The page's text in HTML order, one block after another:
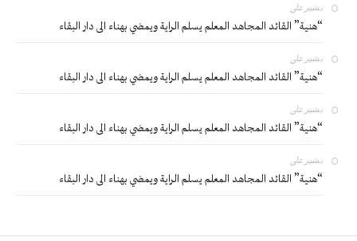
بشير على
“هنية” القائد المجاهد المعلم يسلم الراية ويمضي بهناء الى دار البقاء
بشير على
“هنية” القائد المجاهد المعلم يسلم الراية ويمضي بهناء الى دار البقاء
بشير على
“هنية” القائد المجاهد المعلم يسلم الراية ويمضي بهناء الى دار البقاء
بشير على
“هنية” القائد المجاهد المعلم يسلم الراية ويمضي بهناء الى دار البقاء